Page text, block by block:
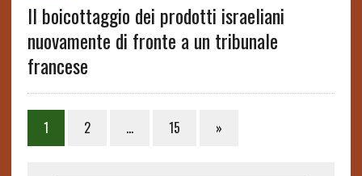
Il boicottaggio dei prodotti israeliani
nuovamente di fronte a un tribunale
francese
1 2 … 15 »